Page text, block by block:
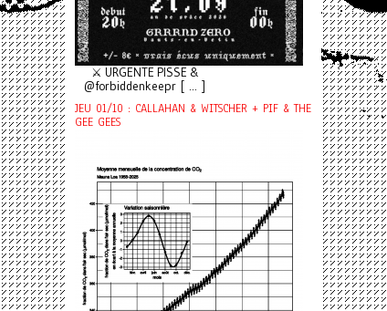
⚔️ URGENTE PISSE &
@forbiddenkeepr [ ... ]
JEU 01/10 : CALLAHAN & WITSCHER + PIF & THE
GEE GEES